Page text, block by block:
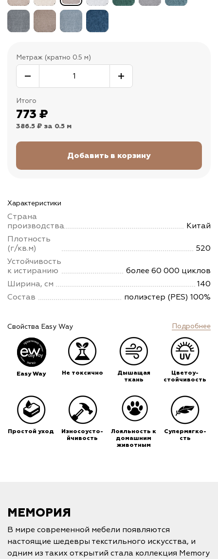
Метраж (кратно 0.5 м)
Итого
773 ₽
386.5 ₽ за 0.5 м
Характеристики
Страна
производства
Китай
Плотность
(г/кв.м)
520
Устойчивость
к истиранию
более 60 000 циклов
Ширина, см
140
Состав
полиэстер (PES) 100%
Свойства Easy Way Подробнее
Easy Way Не токсично
Дышащая
ткань
Цветоу-
стойчивость
Простой уход
Износоусто-
йчивость
Лояльность к
домашним
животным
Супермягко-
сть
МЕМОРИЯ
В мире современной мебели появляются
настоящие шедевры текстильного искусства, и
одним из таких открытий стала коллекция Memory